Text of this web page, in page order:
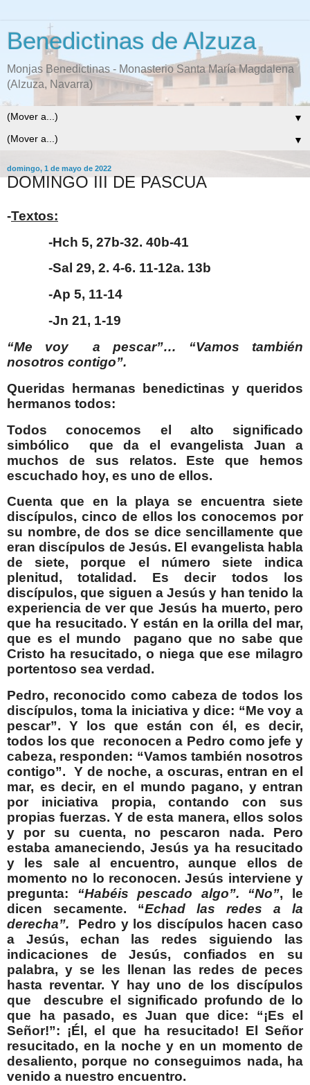
Benedictinas de Alzuza
Monjas Benedictinas - Monasterio Santa María Magdalena
(Alzuza, Navarra)
▼
▼
domingo, 1 de mayo de 2022
DOMINGO III DE PASCUA
-Textos:
-Hch 5, 27b-32. 40b-41
-Sal 29, 2. 4-6. 11-12a. 13b
-Ap 5, 11-14
-Jn 21, 1-19
“Me voy a pescar”… “Vamos también
nosotros contigo”.
Queridas hermanas benedictinas y queridos
hermanos todos:
Todos conocemos el alto significado
simbólico que da el evangelista Juan a
muchos de sus relatos. Este que hemos
escuchado hoy, es uno de ellos.
Cuenta que en la playa se encuentra siete
discípulos, cinco de ellos los conocemos por
su nombre, de dos se dice sencillamente que
eran discípulos de Jesús. El evangelista habla
de siete, porque el número siete indica
plenitud, totalidad. Es decir todos los
discípulos, que siguen a Jesús y han tenido la
experiencia de ver que Jesús ha muerto, pero
que ha resucitado. Y están en la orilla del mar,
que es el mundo pagano que no sabe que
Cristo ha resucitado, o niega que ese milagro
portentoso sea verdad.
Pedro, reconocido como cabeza de todos los
discípulos, toma la iniciativa y dice: “Me voy a
pescar”. Y los que están con él, es decir,
todos los que reconocen a Pedro como jefe y
cabeza, responden: “Vamos también nosotros
contigo”. Y de noche, a oscuras, entran en el
mar, es decir, en el mundo pagano, y entran
por iniciativa propia, contando con sus
propias fuerzas. Y de esta manera, ellos solos
y por su cuenta, no pescaron nada. Pero
estaba amaneciendo, Jesús ya ha resucitado
y les sale al encuentro, aunque ellos de
momento no lo reconocen. Jesús interviene y
pregunta: “Habéis pescado algo”. “No”, le
dicen secamente. “Echad las redes a la
derecha”.
Pedro y los discípulos hacen caso
a Jesús, echan las redes siguiendo las
indicaciones de Jesús, confiados en su
palabra, y se les llenan las redes de peces
hasta reventar. Y hay uno de los discípulos
que descubre el significado profundo de lo
que ha pasado, es Juan que dice: “¡Es el
Señor!”: ¡Él, el que ha resucitado! El Señor
resucitado, en la noche y en un momento de
desaliento, porque no conseguimos nada, ha
venido a nuestro encuentro.